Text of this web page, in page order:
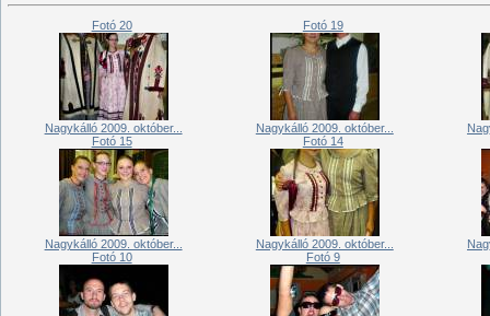
Fotó 20
Nagykálló 2009. október...
Fotó 19
Nagykálló 2009. október...
Fotó 15
Nagykálló 2009. október...
Fotó 14
Nagykálló 2009. október...
Fotó 10
Fotó 9